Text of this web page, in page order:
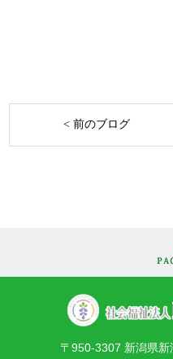
< 前のブログ
〒950-3307 新潟県